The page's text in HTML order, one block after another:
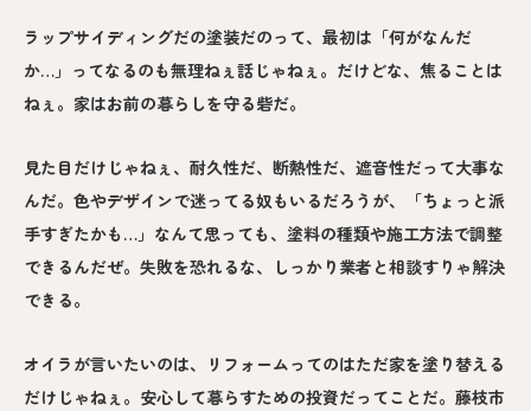
ラップサイディングだの塗装だのって、最初は「何がなんだ
か…」ってなるのも無理ねぇ話じゃねぇ。だけどな、焦ることは
ねぇ。家はお前の暮らしを守る砦だ。
見た目だけじゃねぇ、耐久性だ、断熱性だ、遮音性だって大事な
んだ。色やデザインで迷ってる奴もいるだろうが、「ちょっと派
手すぎたかも…」なんて思っても、塗料の種類や施工方法で調整
できるんだぜ。失敗を恐れるな、しっかり業者と相談すりゃ解決
できる。
オイラが言いたいのは、リフォームってのはただ家を塗り替える
だけじゃねぇ。安心して暮らすための投資だってことだ。藤枝市